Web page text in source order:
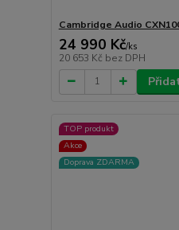
Cambridge Audio
24 990 Kč/ks
20 653 Kč bez DPH
TOP produkt
Akce
Doprava ZDARMA